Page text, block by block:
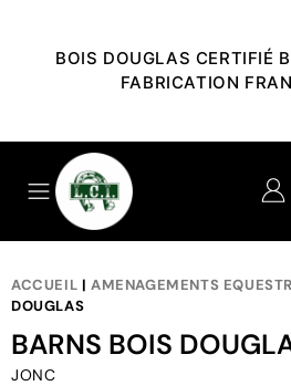
BOIS DOUGLAS CERTIFIÉ
FABRICATION
ACCUEIL |AMENAGEMENTS
DOUGLAS
BARNS BOIS
JONC